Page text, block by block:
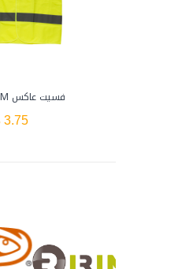
فسيت عاكس M قياس IRIMO
3.75 دينار